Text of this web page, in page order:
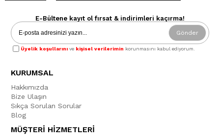
E-Bültene kayıt ol fırsat & indirimleri kaçırma!
Gönder
Üyelik koşullarını ve kişisel verilerimin korunmasını kabul ediyorum.
KURUMSAL
Hakkımızda
Bize Ulaşın
Sıkça Sorulan Sorular
Blog
MÜŞTERİ HİZMETLERİ